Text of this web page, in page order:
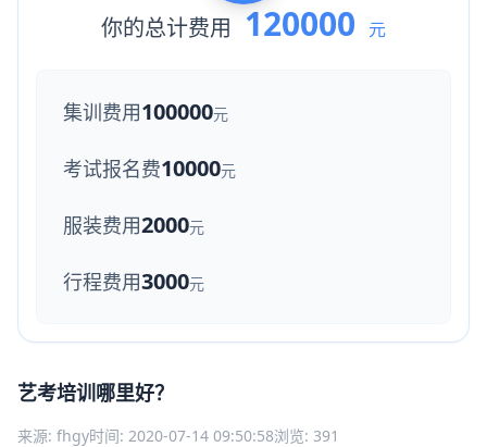
你的总计费用 120000 元
集训费用100000元
考试报名费10000元
服装费用2000元
行程费用3000元
艺考培训哪里好？
来源: fhgy时间: 2020-07-14 09:50:58浏览: 391